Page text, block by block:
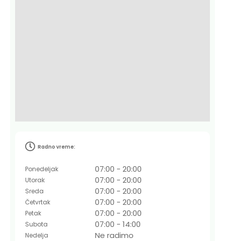
Radno vreme:
Ponedeljak
Utorak
Sreda
Četvrtak
Petak
Subota
Nedelja
07:00 - 20:00
07:00 - 20:00
07:00 - 20:00
07:00 - 20:00
07:00 - 20:00
07:00 - 14:00
Ne radimo